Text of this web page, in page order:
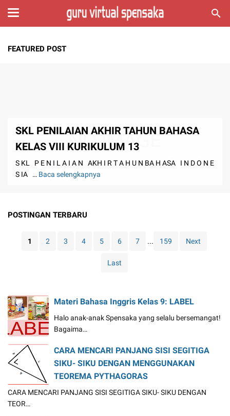
FEATURED POST
SKL PENILAIAN AKHIR TAHUN BAHASA
KELAS VIII KURIKULUM 13
S KL P E N I L A I A N AKH I R T A H U N BA H ASA I N D O N E
S IA … Baca selengkapnya
VIII
13
POSTINGAN TERBARU
1 2 3 4 5 6 7 ... 159 Next
Last
Materi Bahasa Inggris Kelas 9: LABEL
Halo anak-anak Spensaka yang selalu bersemangat!
Bagaima…
CARA MENCARI PANJANG SISI SEGITIGA
SIKU- SIKU DENGAN MENGGUNAKAN
TEOREMA PYTHAGORAS
CARA MENCARI PANJANG SISI SEGITIGA SIKU- SIKU DENGAN
TEOR…